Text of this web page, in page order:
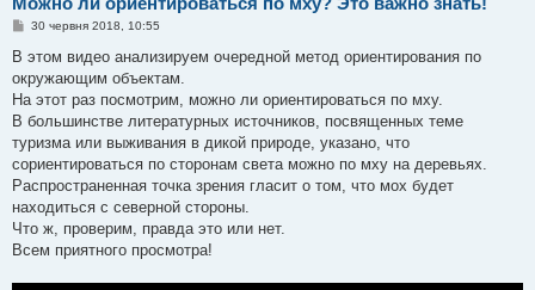
П
в
д
о
л
е
н
н
я
30 червня 2018, 10:55
В этом видео анализируем очередной метод ориентирования по
окружающим объектам.
На этот раз посмотрим, можно ли ориентироваться по мху.
В большинстве литературных источников, посвященных теме
туризма или выживания в дикой природе, указано, что
сориентироваться по сторонам света можно по мху на деревьях.
Распространенная точка зрения гласит о том, что мох будет
находиться с северной стороны.
Что ж, проверим, правда это или нет.
Всем приятного просмотра!